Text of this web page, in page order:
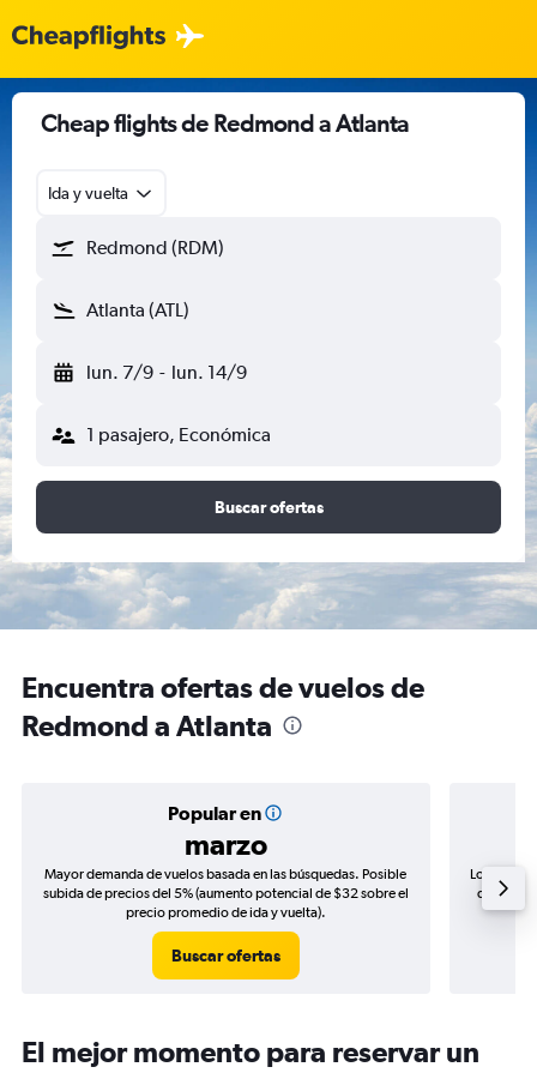
Cheap flights de Redmond a Atlanta
Ida y vuelta
Redmond (RDM)
Atlanta (ATL)
lun. 7/9 - lun. 14/9
1 pasajero, Económica
Buscar ofertas
Encuentra ofertas de vuelos de
Redmond a Atlanta
Popular en
marzo
Mayor demanda de vuelos basada en las búsquedas. Posible
subida de precios del 5% (aumento potencial de $32 sobre el
precio promedio de ida y vuelta).
Buscar ofertas
Los
de
El mejor momento para reservar un